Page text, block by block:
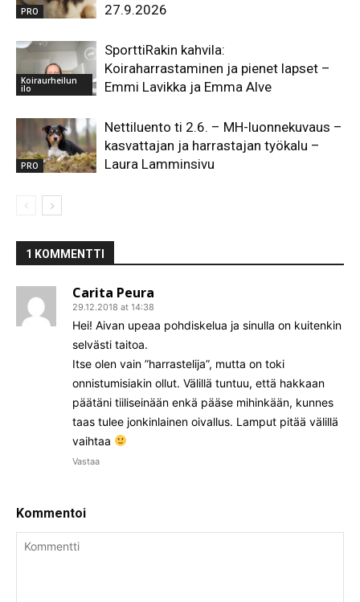
PRO
27.9.2026
Koiraurheilun
ilo
SporttiRakin kahvila:
Koiraharrastaminen ja pienet lapset –
Emmi Lavikka ja Emma Alve
PRO
Nettiluento ti 2.6. – MH-luonnekuvaus –
kasvattajan ja harrastajan työkalu –
Laura Lamminsivu
1 KOMMENTTI
Carita Peura
29.12.2018 at 14:38
Hei! Aivan upeaa pohdiskelua ja sinulla on kuitenkin
selvästi taitoa.
Itse olen vain ”harrastelija”, mutta on toki
onnistumisiakin ollut. Välillä tuntuu, että hakkaan
päätäni tiiliseinään enkä pääse mihinkään, kunnes
taas tulee jonkinlainen oivallus. Lamput pitää välillä
vaihtaa
Vastaa
Kommentoi